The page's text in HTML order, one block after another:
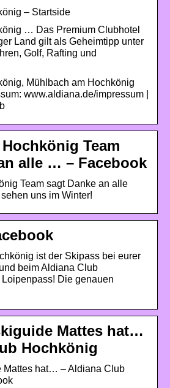
– Startside
… Das Premium Clubhotel
Land gilt als Geheimtipp unter
Golf, Rafting und
Mühlbach am Hochkönig
www.aldiana.de/impressum |
Team
alle … – Facebook
Team sagt Danke an alle
uns im Winter!
ist der Skipass bei eurer
beim Aldiana Club
Die genauen
Mattes hat…
Hochkönig
Mattes hat… – Aldiana Club